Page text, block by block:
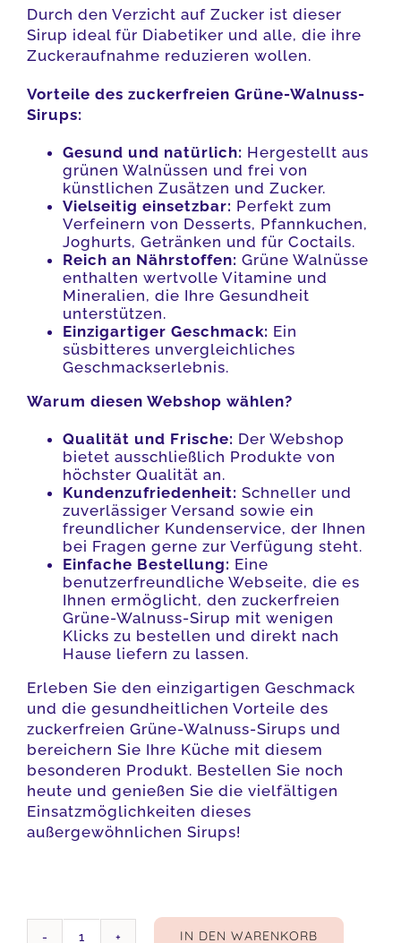
Durch den Verzicht auf Zucker ist dieser
Sirup ideal für Diabetiker und alle, die ihre
Zuckeraufnahme reduzieren wollen.
Vorteile des zuckerfreien Grüne-Walnuss-
Sirups:
Gesund und natürlich: Hergestellt aus
grünen Walnüssen und frei von
künstlichen Zusätzen und Zucker.
Vielseitig einsetzbar: Perfekt zum
Verfeinern von Desserts, Pfannkuchen,
Joghurts, Getränken und für Coctails.
Reich an Nährstoffen: Grüne Walnüsse
enthalten wertvolle Vitamine und
Mineralien, die Ihre Gesundheit
unterstützen.
Einzigartiger Geschmack: Ein
süsbitteres unvergleichliches
Geschmackserlebnis.
Warum diesen Webshop wählen?
Qualität und Frische: Der Webshop
bietet ausschließlich Produkte von
höchster Qualität an.
Kundenzufriedenheit: Schneller und
zuverlässiger Versand sowie ein
freundlicher Kundenservice, der Ihnen
bei Fragen gerne zur Verfügung steht.
Einfache Bestellung: Eine
benutzerfreundliche Webseite, die es
Ihnen ermöglicht, den zuckerfreien
Grüne-Walnuss-Sirup mit wenigen
Klicks zu bestellen und direkt nach
Hause liefern zu lassen.
Erleben Sie den einzigartigen Geschmack
und die gesundheitlichen Vorteile des
zuckerfreien Grüne-Walnuss-Sirups und
bereichern Sie Ihre Küche mit diesem
besonderen Produkt. Bestellen Sie noch
heute und genießen Sie die vielfältigen
Einsatzmöglichkeiten dieses
außergewöhnlichen Sirups!
IN DEN WARENKORB